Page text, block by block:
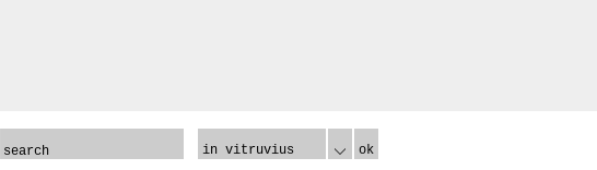
in vitruvius ok